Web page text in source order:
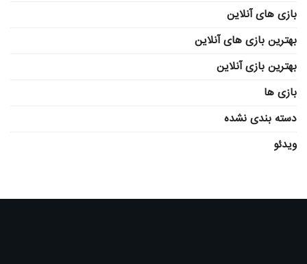
بازی های آنلاین
بهترین بازی های آنلاین
بهترین بازی آنلاین
بازی ها
دسته بندی نشده
ویدئو